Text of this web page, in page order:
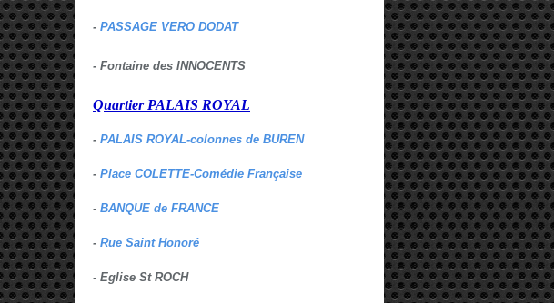
- PASSAGE VERO DODAT
- Fontaine des INNOCENTS
Quartier PALAIS ROYAL
- PALAIS ROYAL-colonnes de BUREN
- Place COLETTE-Comédie Française
- BANQUE de FRANCE
- Rue Saint Honoré
- Eglise St ROCH